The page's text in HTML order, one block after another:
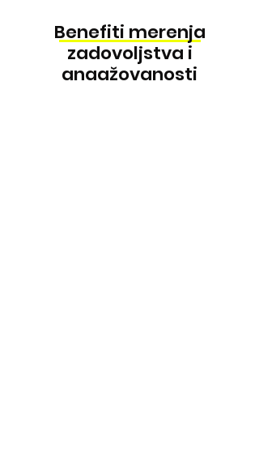
Benefiti merenja
zadovoljstva i
angažovanosti